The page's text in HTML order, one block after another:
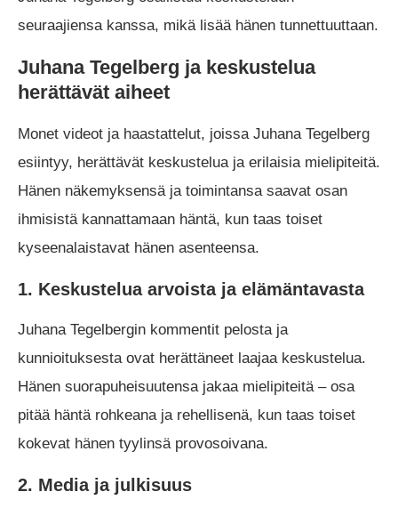
seuraajiensa kanssa, mikä lisää hänen tunnettuuttaan.
Juhana Tegelberg ja keskustelua
herättävät aiheet
Monet videot ja haastattelut, joissa Juhana Tegelberg
esiintyy, herättävät keskustelua ja erilaisia mielipiteitä.
Hänen näkemyksensä ja toimintansa saavat osan
ihmisistä kannattamaan häntä, kun taas toiset
kyseenalaistavat hänen asenteensa.
1. Keskustelua arvoista ja elämäntavasta
Juhana Tegelbergin kommentit pelosta ja
kunnioituksesta ovat herättäneet laajaa keskustelua.
Hänen suorapuheisuutensa jakaa mielipiteitä – osa
pitää häntä rohkeana ja rehellisenä, kun taas toiset
kokevat hänen tyylinsä provosoivana.
2. Media ja julkisuus